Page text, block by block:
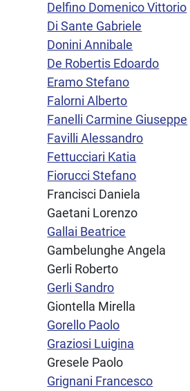
Delfino Domenico Vittorio
Di Sante Gabriele
Donini Annibale
De Robertis Edoardo
Eramo Stefano
Falorni Alberto
Fanelli Carmine Giuseppe
Favilli Alessandro
Fettucciari Katia
Fiorucci Stefano
Francisci Daniela
Gaetani Lorenzo
Gallai Beatrice
Gambelunghe Angela
Gerli Roberto
Gerli Sandro
Giontella Mirella
Gorello Paolo
Graziosi Luigina
Gresele Paolo
Grignani Francesco